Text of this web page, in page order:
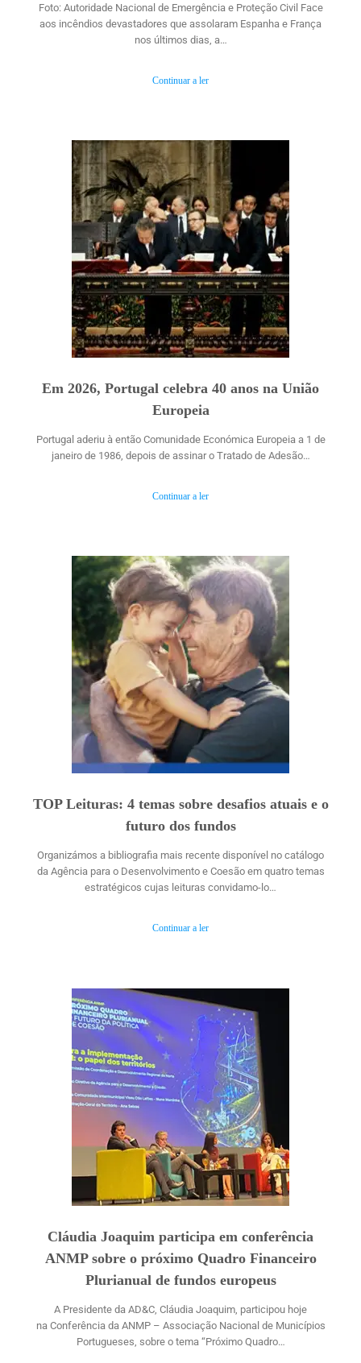
Foto: Autoridade Nacional de Emergência e Proteção Civil Face
aos incêndios devastadores que assolaram Espanha e França
nos últimos dias, a…
Continuar a ler
Em 2026, Portugal celebra 40 anos na União
Europeia
Portugal aderiu à então Comunidade Económica Europeia a 1 de
janeiro de 1986, depois de assinar o Tratado de Adesão…
Continuar a ler
TOP Leituras: 4 temas sobre desafios atuais e o
futuro dos fundos
Organizámos a bibliografia mais recente disponível no catálogo
da Agência para o Desenvolvimento e Coesão em quatro temas
estratégicos cujas leituras convidamo-lo…
Continuar a ler
Cláudia Joaquim participa em conferência
ANMP sobre o próximo Quadro Financeiro
Plurianual de fundos europeus
A Presidente da AD&C, Cláudia Joaquim, participou hoje
na Conferência da ANMP – Associação Nacional de Municípios
Portugueses, sobre o tema “Próximo Quadro…